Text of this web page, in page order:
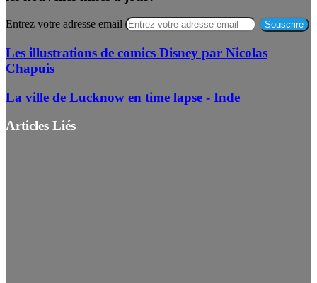
Entrez votre adresse email
Les illustrations de comics Disney par Nicolas
Chapuis
La ville de Lucknow en time lapse - Inde
Articles Liés